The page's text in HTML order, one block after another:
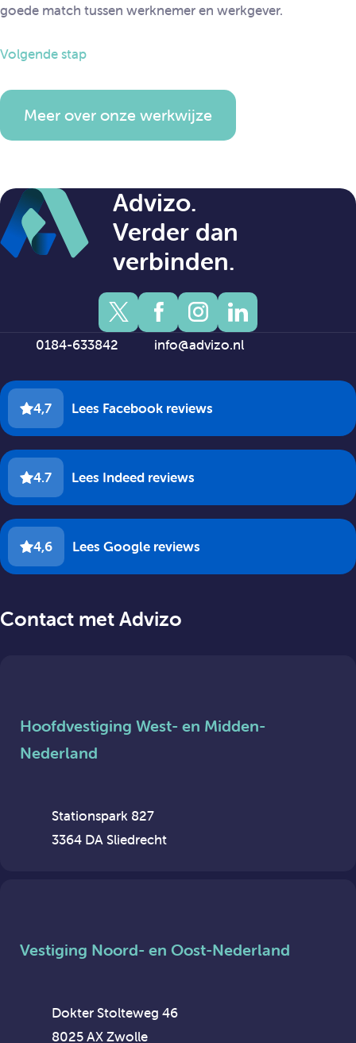
goede match tussen werknemer en werkgever.
Volgende stap
Meer over onze werkwijze
Advizo.
Verder dan
verbinden.
0184-633842 info@advizo.nl
4,7 Lees Facebook reviews
4.7 Lees Indeed reviews
4,6 Lees Google reviews
Contact met Advizo
Hoofdvestiging West- en Midden-
Nederland
Stationspark 827
3364 DA Sliedrecht
Vestiging Noord- en Oost-Nederland
Dokter Stolteweg 46
8025 AX Zwolle